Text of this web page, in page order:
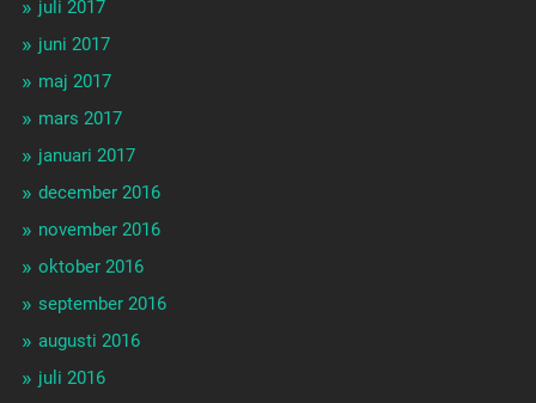
juli 2017
juni 2017
maj 2017
mars 2017
januari 2017
december 2016
november 2016
oktober 2016
september 2016
augusti 2016
juli 2016